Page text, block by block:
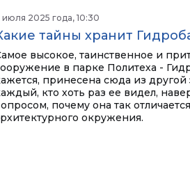
июля 2025 года, 10:30
тайны хранит
высокое, таинственное и
в парке Политеха -
принесена сюда из другой
кто хоть раз ее видел,
почему она так
окружения.